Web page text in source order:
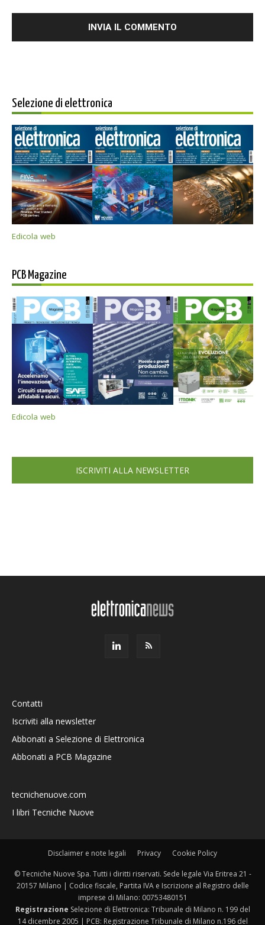
Selezione di elettronica
Edicola web
PCB Magazine
Edicola web
ISCRIVITI ALLA NEWSLETTER
Contatti
Iscriviti alla newsletter
Abbonati a Selezione di Elettronica
Abbonati a PCB Magazine
tecnichenuove.com
I libri Tecniche Nuove
Disclaimer e note legali Privacy Cookie Policy
© Tecniche Nuove Spa. Tutti i diritti riservati. Sede legale Via Eritrea 21 -
20157 Milano | Codice fiscale, Partita IVA e Iscrizione al Registro delle
imprese di Milano: 00753480151
Registrazione Selezione di Elettronica: Tribunale di Milano n. 199 del
14 dicembre 2005 | PCB: Registrazione Tribunale di Milano n.196 del